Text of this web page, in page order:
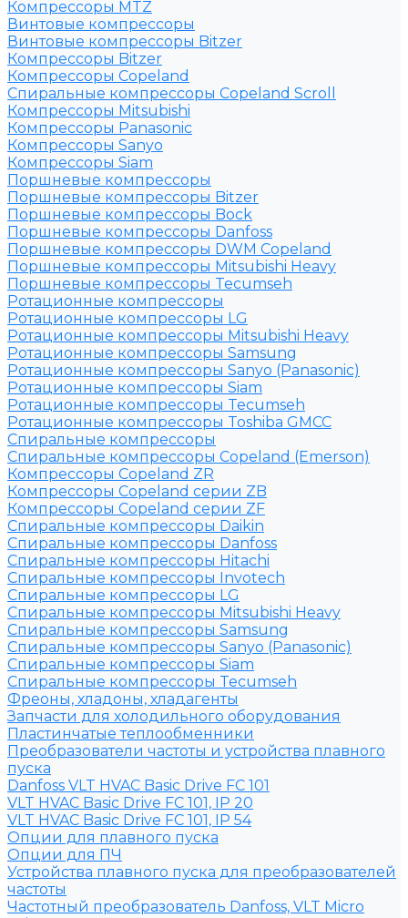
Компрессоры MTZ
Винтовые компрессоры
Винтовые компрессоры Bitzer
Компрессоры Bitzer
Компрессоры Copeland
Спиральные компрессоры Copeland Scroll
Компрессоры Mitsubishi
Компрессоры Panasonic
Компрессоры Sanyo
Компрессоры Siam
Поршневые компрессоры
Поршневые компрессоры Bitzer
Поршневые компрессоры Bock
Поршневые компрессоры Danfoss
Поршневые компрессоры DWM Copeland
Поршневые компрессоры Mitsubishi Heavy
Поршневые компрессоры Tecumseh
Ротационные компрессоры
Ротационные компрессоры LG
Ротационные компрессоры Mitsubishi Heavy
Ротационные компрессоры Samsung
Ротационные компрессоры Sanyo (Panasonic)
Ротационные компрессоры Siam
Ротационные компрессоры Tecumseh
Ротационные компрессоры Toshiba GMCC
Спиральные компрессоры
Спиральные компрессоры Copeland (Emerson)
Компрессоры Copeland ZR
Компрессоры Copeland серии ZB
Компрессоры Copeland серии ZF
Спиральные компрессоры Daikin
Спиральные компрессоры Danfoss
Спиральные компрессоры Hitachi
Спиральные компрессоры Invotech
Спиральные компрессоры LG
Спиральные компрессоры Mitsubishi Heavy
Спиральные компрессоры Samsung
Спиральные компрессоры Sanyo (Panasonic)
Спиральные компрессоры Siam
Спиральные компрессоры Tecumseh
Фреоны, хладоны, хладагенты
Запчасти для холодильного оборудования
Пластинчатые теплообменники
Преобразователи частоты и устройства плавного
пуска
Danfoss VLT HVAC Basic Drive FC 101
VLT HVAC Basic Drive FC 101, IP 20
VLT HVAC Basic Drive FC 101, IP 54
Опции для плавного пуска
Опции для ПЧ
Устройства плавного пуска для преобразователей
частоты
Частотный преобразователь Danfoss, VLT Micro